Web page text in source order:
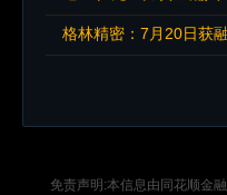
格林精密：7月20日获
免责声明:本信息由同花顺金